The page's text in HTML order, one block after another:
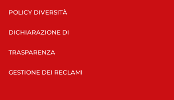
POLICY DIVERSITÀ
DICHIARAZIONE DI
TRASPARENZA
GESTIONE DEI RECLAMI